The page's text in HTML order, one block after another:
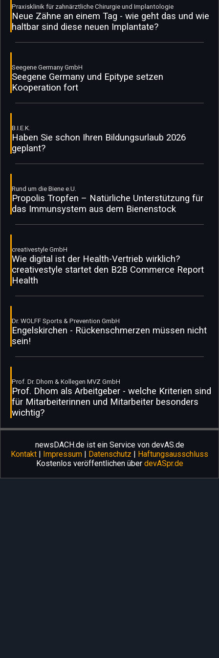
Praxisklinik für zahnärztliche Chirurgie und Implantologie
Neue Zähne an einem Tag - wie geht das und wie
haltbar sind diese neuen Implantate?
Seegene Germany GmbH
Seegene Germany und Epitype setzen
Kooperation fort
B.I.E.K.
Haben Sie schon Ihren Bildungsurlaub 2026
geplant?
Rund um die Biene e.U.
Propolis Tropfen – Natürliche Unterstützung für
das Immunsystem aus dem Bienenstock
creativestyle GmbH
Wie digital ist der Health-Vertrieb wirklich?
creativestyle startet den B2B Commerce Report
Health
Dr. WOLFF Sports & Prevention GmbH
Engelskirchen - Rückenschmerzen müssen nicht
sein!
Prof. Dr. Dhom & Kollegen MVZ GmbH
Prof. Dhom als Arbeitgeber - welche Kriterien sind
für Mitarbeiterinnen und Mitarbeiter besonders
wichtig?
newsDACH.de ist ein Service von devAS.de
Kontakt | Impressum | Datenschutz | Haftungsausschluss
Kostenlos veröffentlichen über devASpr.de